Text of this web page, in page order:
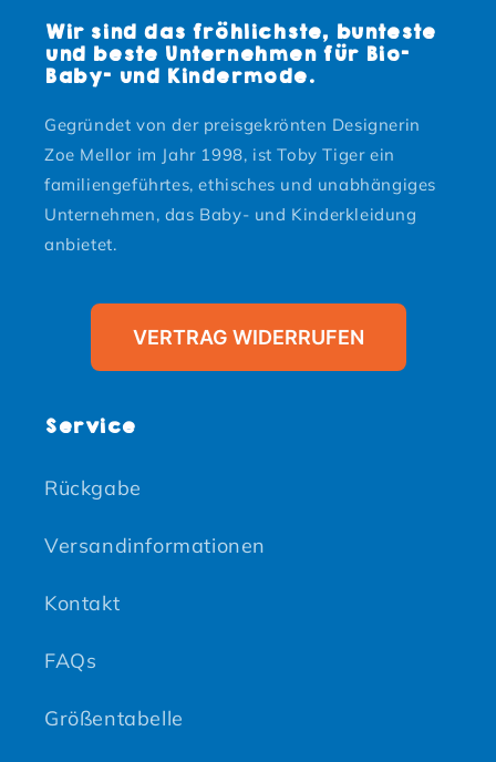
Wir sind das fröhlichste, bunteste
und beste Unternehmen für Bio-
Baby- und Kindermode.
Gegründet von der preisgekrönten Designerin
Zoe Mellor im Jahr 1998, ist Toby Tiger ein
familiengeführtes, ethisches und unabhängiges
Unternehmen, das Baby- und Kinderkleidung
anbietet.
VERTRAG WIDERRUFEN
Service
Rückgabe
Versandinformationen
Kontakt
FAQs
Größentabelle